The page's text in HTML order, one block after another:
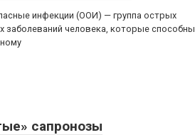
инфекции (ООИ) — группа острых
заболеваний человека, которые способны
сапронозы